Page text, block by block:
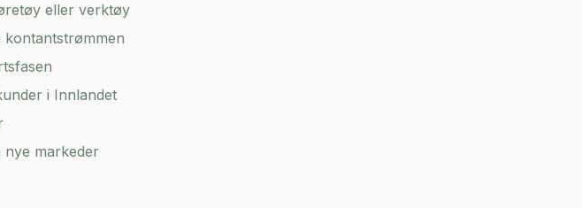
eller verktøy
kontantstrømmen
i Innlandet
markeder